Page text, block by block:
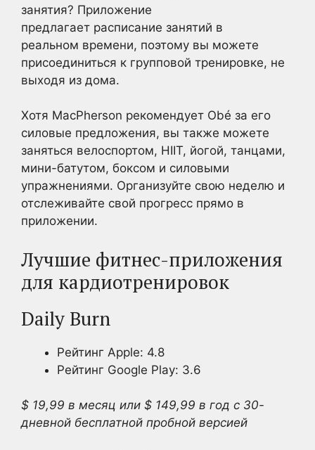
занятия? Приложение
предлагает расписание занятий в
реальном времени, поэтому вы можете
присоединиться к групповой тренировке, не
выходя из дома.
Хотя MacPherson рекомендует Obé за его
силовые предложения, вы также можете
заняться велоспортом, HIIT, йогой, танцами,
мини-батутом, боксом и силовыми
упражнениями. Организуйте свою неделю и
отслеживайте свой прогресс прямо в
приложении.
Лучшие фитнес-приложения
для кардиотренировок
Daily Burn
Рейтинг Apple: 4.8
Рейтинг Google Play: 3.6
$ 19,99 в месяц или $ 149,99 в год с 30-
дневной бесплатной пробной версией